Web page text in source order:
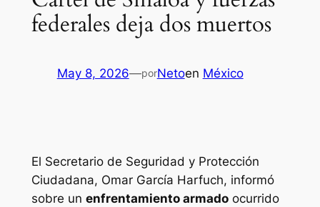
federales deja dos muertos
May 8, 2026—porNetoen México
El Secretario de Seguridad y Protección
Ciudadana, Omar García Harfuch, informó
sobre un enfrentamiento armadoocurrido